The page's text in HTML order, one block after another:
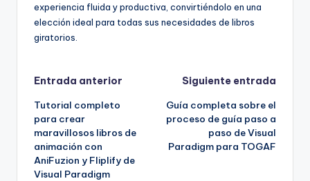
experiencia fluida y productiva, convirtiéndolo en una
elección ideal para todas sus necesidades de libros
giratorios.
Navegación
de
entradas
Entrada anterior
Tutorial completo
para crear
maravillosos libros de
animación con
AniFuzion y Fliplify de
Visual Paradigm
Siguiente entrada
Guía completa sobre el
proceso de guía paso a
paso de Visual
Paradigm para TOGAF